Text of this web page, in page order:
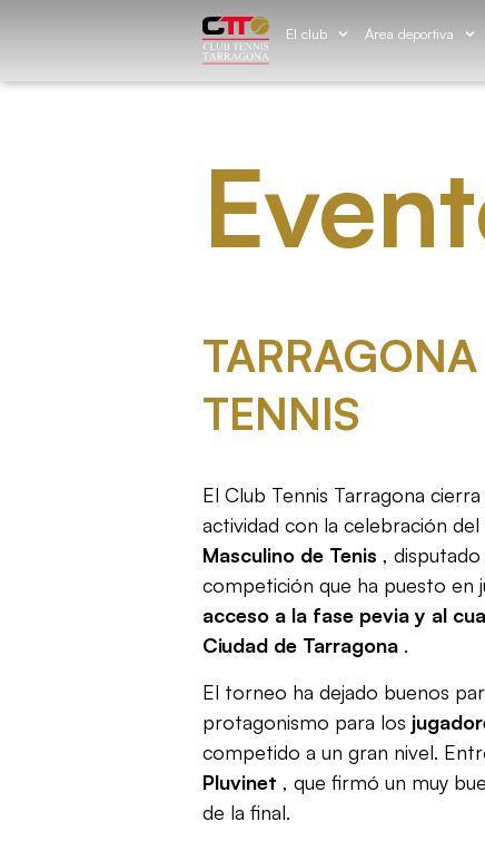
El club Área deportiva
TENNIS
El Club Tennis Tarragona
actividad con la celebración del
Masculino de Tenis , disputado
competición que ha puesto en
acceso a la fase pevia y al
Ciudad de Tarragona .
El torneo ha dejado buenos
protagonismo para los
competido a un gran nivel.
Pluvinet , que firmó un muy
de la final.